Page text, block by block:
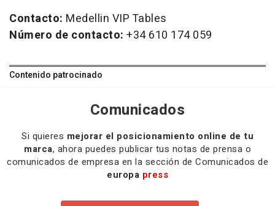
Contacto: Medellin VIP Tables
Número de contacto: +34 610 174 059
Contenido patrocinado
Comunicados
Si quieres mejorar el posicionamiento online de tu
marca, ahora puedes publicar tus notas de prensa o
comunicados de empresa en la sección de Comunicados de
europa press